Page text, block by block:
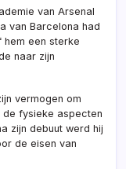
van Arsenal
van Barcelona had
hem een sterke
naar zijn
vermogen om
de fysieke aspecten
zijn debuut werd hij
de eisen van